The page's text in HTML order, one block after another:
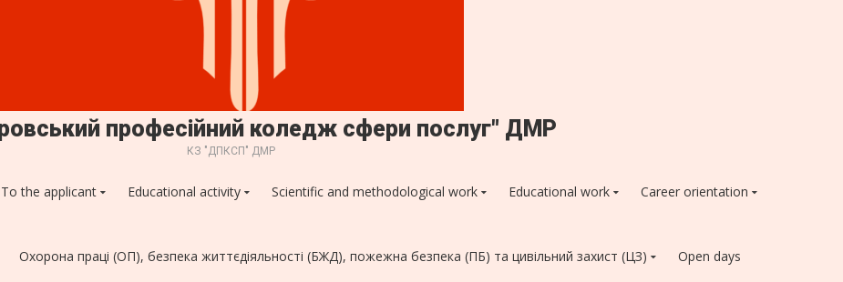
професійний коледж сфери послуг" ДМР
КЗ "ДПКСП" ДМР
To the applicant Educational activity Scientific and methodological work Educational work Career orientation
Охорона праці (ОП), безпека життєдіяльності (БЖД), пожежна безпека (ПБ) та цивільний захист (ЦЗ) Open days